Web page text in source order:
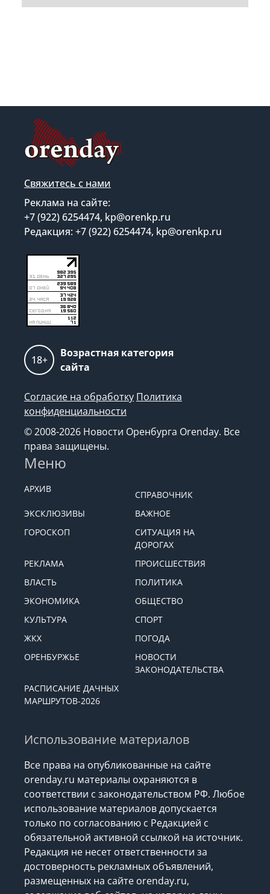
Свяжитесь с нами
Реклама на сайте:
+7 (922) 6254474, kp@orenkp.ru
Редакция: +7 (922) 6254474, kp@orenkp.ru
18+
Возрастная категория
сайта
Согласие на обработку Политика
конфиденциальности
© 2008-2026 Новости Оренбурга Orenday. Все
права защищены.
Меню
АРХИВ
СПРАВОЧНИК
ЭКСКЛЮЗИВЫ
ВАЖНОЕ
ГОРОСКОП
СИТУАЦИЯ НА
ДОРОГАХ
РЕКЛАМА
ПРОИСШЕСТВИЯ
ВЛАСТЬ
ПОЛИТИКА
ЭКОНОМИКА
ОБЩЕСТВО
КУЛЬТУРА
СПОРТ
ЖКХ
ПОГОДА
ОРЕНБУРЖЬЕ
НОВОСТИ
ЗАКОНОДАТЕЛЬСТВА
РАСПИСАНИЕ ДАЧНЫХ
МАРШРУТОВ-2026
Использование материалов
Все права на опубликованные на сайте
orenday.ru материалы охраняются в
соответствии с законодательством РФ. Любое
использование материалов допускается
только по согласованию с Редакцией с
обязательной активной ссылкой на источник.
Редакция не несет ответственности за
достоверность рекламных объявлений,
размещенных на сайте orenday.ru,